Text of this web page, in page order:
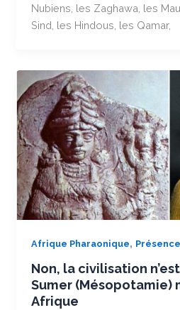
Nubiens, les Zaghawa, les
Sind, les Hindous, les Qamar,
Afrique Pharaonique,
Non, la civilisation
Sumer (Mésopotamie)
Afrique